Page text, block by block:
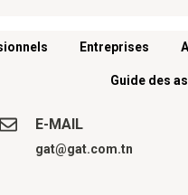
Entreprises
Guide des
E-MAIL
gat@gat.com.tn